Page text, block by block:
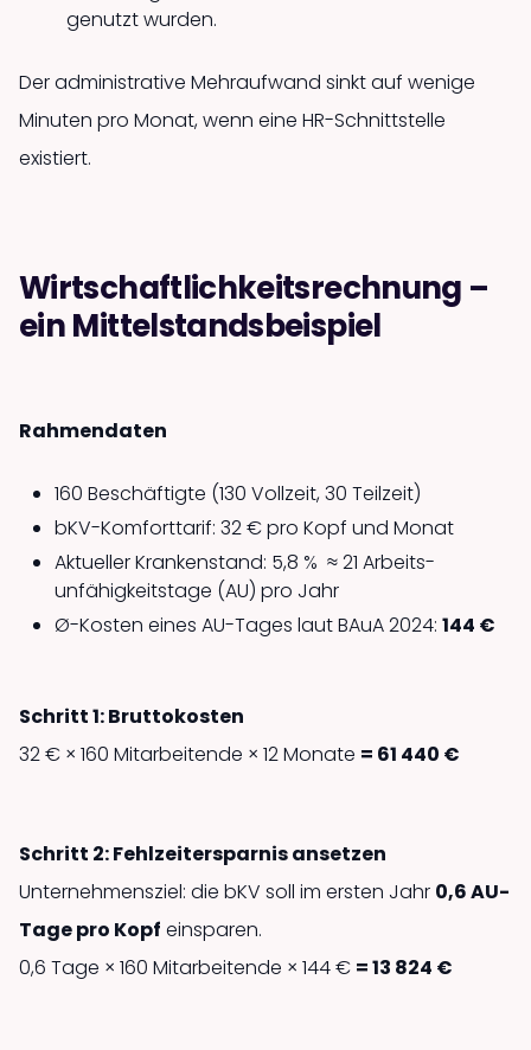
genutzt wurden.
Der administrative Mehraufwand sinkt auf wenige
Minuten pro Monat, wenn eine HR-Schnittstelle
existiert.
Wirtschaftlichkeits­rechnung –
ein Mittelstandsbeispiel
Rahmendaten
160 Beschäftigte (130 Vollzeit, 30 Teilzeit)
bKV-Komfort­tarif: 32 € pro Kopf und Monat
Aktueller Kranken­stand: 5,8 % ≈ 21 Arbeits­
unfähigkeits­tage (AU) pro Jahr
Ø-Kosten eines AU-Tages laut BAuA 2024: 144 €
Schritt 1: Bruttokosten
32 € × 160 Mitarbeitende × 12 Monate = 61 440 €
Schritt 2: Fehlzeit­ersparnis ansetzen
Unternehmensziel: die bKV soll im ersten Jahr 0,6 AU-
Tage pro Kopf einsparen.
0,6 Tage × 160 Mitarbeitende × 144 € = 13 824 €